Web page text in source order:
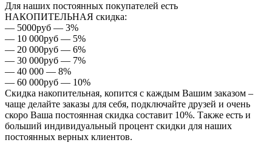
Для наших постоянных покупателей есть
НАКОПИТЕЛЬНАЯ скидка:
— 5000руб — 3%
— 10 000руб — 5%
— 20 000руб — 6%
— 30 000руб — 7%
— 40 000 — 8%
— 60 000руб — 10%
Скидка накопительная, копится с каждым Вашим заказом –
чаще делайте заказы для себя, подключайте друзей и очень
скоро Ваша постоянная скидка составит 10%. Также есть и
больший индивидуальный процент скидки для наших
постоянных верных клиентов.